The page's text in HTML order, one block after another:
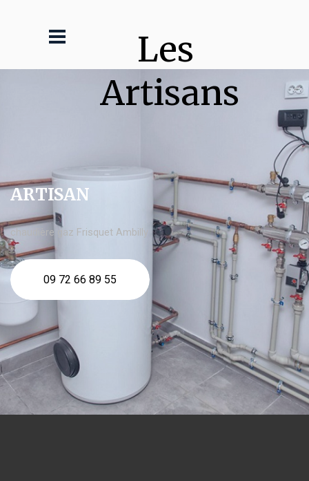
Les
Artisans
ARTISAN
chaudière gaz Frisquet Ambilly
09 72 66 89 55